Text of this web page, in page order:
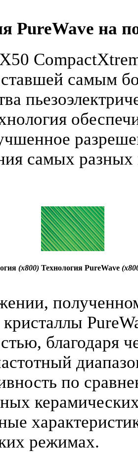
PureWave на
ставшей самым
самых разных
(x800) Технология PureWave
благодаря
по
режимах.